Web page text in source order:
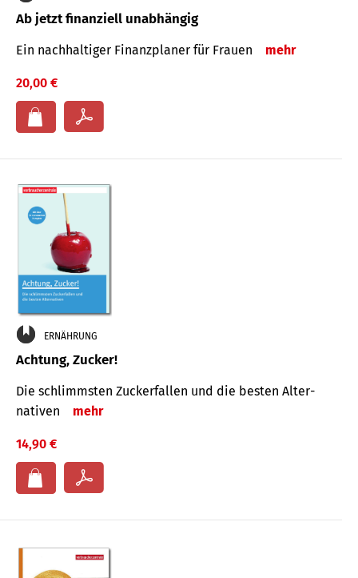
Ab jetzt finanziell unabhängig
Ein nachhaltiger Finanzplaner für Frauen mehr
20,00 €
ERNÄHRUNG
Achtung, Zucker!
Die schlimmsten Zucker­fallen und die besten Alter­
nativen
mehr
14,90 €